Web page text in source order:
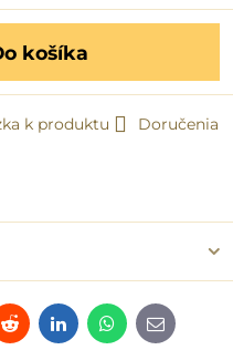
Do košíka
k produktu
Doručenia
RedditLinkedInWhatsApp
E-
mail